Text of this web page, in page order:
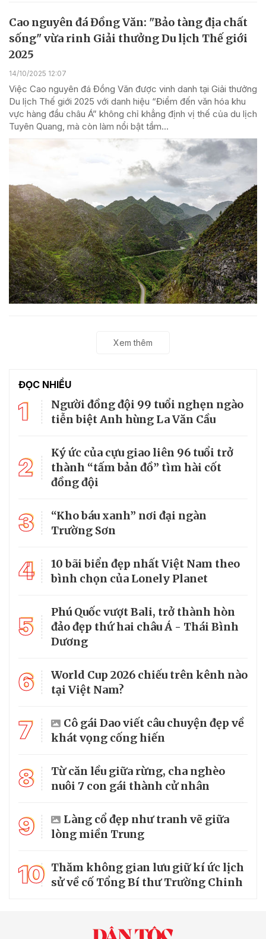
Cao nguyên đá Đồng Văn: "Bảo tàng địa chất
sống" vừa rinh Giải thưởng Du lịch Thế giới
2025
14/10/2025 12:07
Việc Cao nguyên đá Đồng Văn được vinh danh tại Giải thưởng
Du lịch Thế giới 2025 với danh hiệu “Điểm đến văn hóa khu
vực hàng đầu châu Á” không chỉ khẳng định vị thế của du lịch
Tuyên Quang, mà còn làm nổi bật tầm...
Xem thêm
ĐỌC NHIỀU
1
Người đồng đội 99 tuổi nghẹn ngào
tiễn biệt Anh hùng La Văn Cầu
2
Ký ức của cựu giao liên 96 tuổi trở
thành “tấm bản đồ” tìm hài cốt
đồng đội
3
“Kho báu xanh” nơi đại ngàn
Trường Sơn
4
10 bãi biển đẹp nhất Việt Nam theo
bình chọn của Lonely Planet
5
Phú Quốc vượt Bali, trở thành hòn
đảo đẹp thứ hai châu Á - Thái Bình
Dương
6
World Cup 2026 chiếu trên kênh nào
tại Việt Nam?
7
Cô gái Dao viết câu chuyện đẹp về
khát vọng cống hiến
8
Từ căn lều giữa rừng, cha nghèo
nuôi 7 con gái thành cử nhân
9
Làng cổ đẹp như tranh vẽ giữa
lòng miền Trung
10 Thăm không gian lưu giữ kí ức lịch
sử về cố Tổng Bí thư Trường Chinh